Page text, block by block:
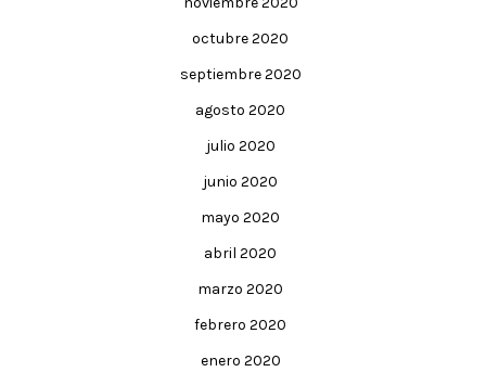
octubre 2020
septiembre 2020
agosto 2020
julio 2020
junio 2020
mayo 2020
abril 2020
marzo 2020
febrero 2020
enero 2020